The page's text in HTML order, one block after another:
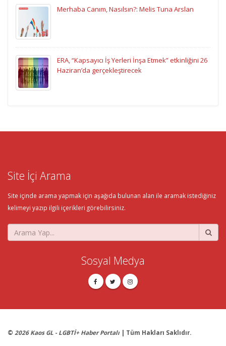
Merhaba Canım, Nasılsın?: Melis Tuna Arslan
ERA, “Kapsayıcı İş Yerleri İnşa Etmek” etkinliğini 26
Haziran’da gerçekleştirecek
Site İçi Arama
Site içinde arama yapmak için aşağıda bulunan alan ile aramak istediğiniz
kelimeyi yazıp ilgili içerikleri görebilirsiniz.
Sosyal Medya
© 2026 Kaos GL - LGBTİ+ Haber Portalı | Tüm Hakları Saklıdır.